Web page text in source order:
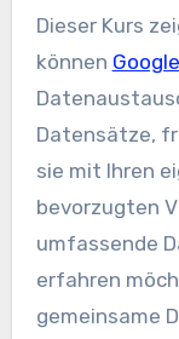
Dieser Kurs
können
Datensätze,
sie mit Ihren
bevorzugten
umfassende
erfahren
gemeinsame